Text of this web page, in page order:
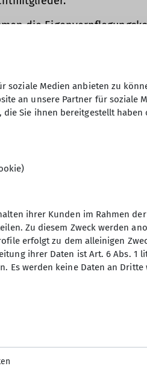
die
Service
Medien anbieten zu
an unsere Partner für soziale
Sie ihnen bereitgestellt
ihrer Kunden im Rahmen
Zu diesem Zweck werden
erfolgt zu dem alleinigen
ihrer Daten ist Art. 6 Abs. 1
Es werden keine Daten an